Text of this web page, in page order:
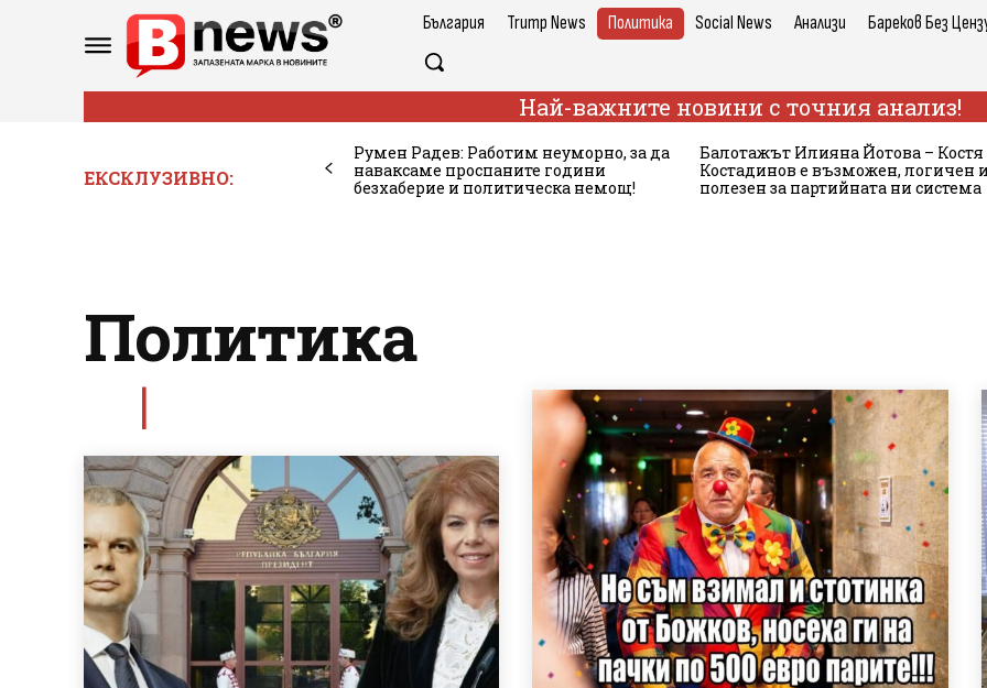
България Trump News Политика Social News Анализи Бареков Без
Най-важните новини с точния анализ!
ЕКСКЛУЗИВНО:
Румен Радев: Работим неуморно, за да
наваксаме проспаните години
безхаберие и политическа немощ!
Балотажът Илияна Йотова – Костя
Костадинов е възможен, логичен и
полезен за партийната ни система
Политика